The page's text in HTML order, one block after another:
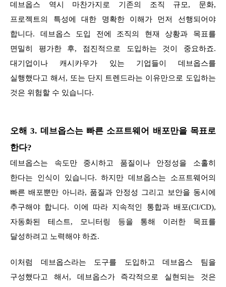
데브옵스 역시 마찬가지로 기존의 조직 규모, 문화,
프로젝트의 특성에 대한 명확한 이해가 먼저 선행되어야
합니다. 데브옵스 도입 전에 조직의 현재 상황과 목표를
면밀히 평가한 후, 점진적으로 도입하는 것이 중요하죠.
대기업이나 캐시카우가 있는 기업들이 데브옵스를
실행했다고 해서, 또는 단지 트렌드라는 이유만으로 도입하는
것은 위험할 수 있습니다.
오해 3. 데브옵스는 빠른 소프트웨어 배포만을 목표로
한다?
데브옵스는 속도만 중시하고 품질이나 안정성을 소홀히
한다는 인식이 있습니다. 하지만 데브옵스는 소프트웨어의
빠른 배포뿐만 아니라, 품질과 안정성 그리고 보안을 동시에
추구해야 합니다. 이에 따라 지속적인 통합과 배포(CI/CD),
자동화된 테스트, 모니터링 등을 통해 이러한 목표를
달성하려고 노력해야 하죠.
이처럼 데브옵스라는 도구를 도입하고 데브옵스 팀을
구성했다고 해서, 데브옵스가 즉각적으로 실현되는 것은